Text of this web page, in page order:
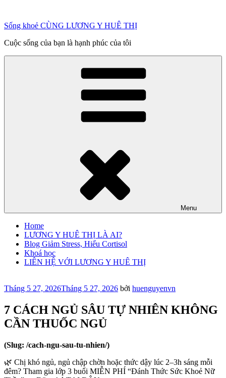
phần
dung
Sống khoẻ CÙNG LƯƠNG Y HUÊ THỊ
Cuộc sống của bạn là hạnh phúc của tôi
Menu
Home
LƯƠNG Y HUÊ THỊ LÀ AI?
Blog Giảm Stress, Hiểu Cortisol
Khoá học
LIÊN HỆ VỚI LƯƠNG Y HUÊ THỊ
Đăng
Tháng 5 27, 2026Tháng 5 27, 2026 bởi huenguyenvn
7 CÁCH NGỦ SÂU TỰ NHIÊN KHÔNG
CẦN THUỐC NGỦ
(Slug: /cach-ngu-sau-tu-nhien/)
🌿 Chị khó ngủ, ngủ chập chờn hoặc thức dậy lúc 2–3h sáng mỗi
đêm? Tham gia lớp 3 buổi MIỄN PHÍ “Đánh Thức Sức Khoẻ Nữ